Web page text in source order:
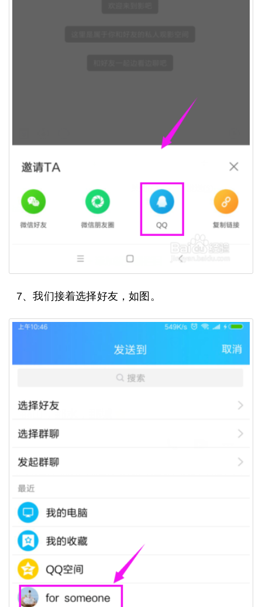
7、我们接着选择好友，如图。